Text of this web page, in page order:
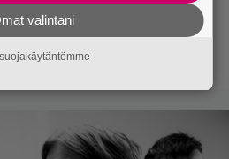
tulehduksen – makaa
valintani